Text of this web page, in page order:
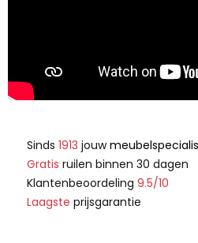
Sinds 1913 jouw
Gratis ruilen binnen 30 dagen
Klantenbeoordeling 9.5/10
Laagste prijsgarantie